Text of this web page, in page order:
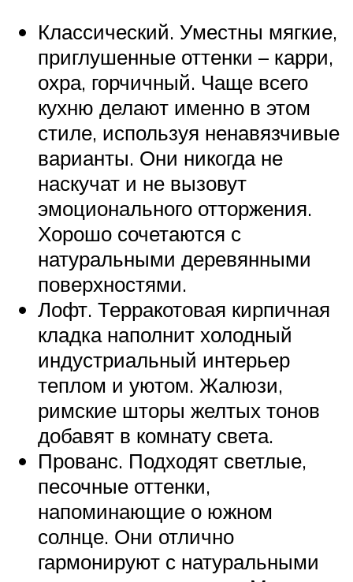
Классический. Уместны мягкие,
приглушенные оттенки – карри,
охра, горчичный. Чаще всего
кухню делают именно в этом
стиле, используя ненавязчивые
варианты. Они никогда не
наскучат и не вызовут
эмоционального отторжения.
Хорошо сочетаются с
натуральными деревянными
поверхностями.
Лофт. Терракотовая кирпичная
кладка наполнит холодный
индустриальный интерьер
теплом и уютом. Жалюзи,
римские шторы желтых тонов
добавят в комнату света.
Прованс. Подходят светлые,
песочные оттенки,
напоминающие о южном
солнце. Они отлично
гармонируют с натуральными